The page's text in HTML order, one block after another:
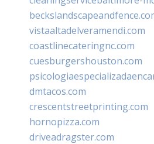
vistaaltadelveramendi.com
coastlinecateringnc.com
cuesburgershouston.com
dmtacos.com
crescentstreetprinting.com
hornopizza.com
driveadragster.com